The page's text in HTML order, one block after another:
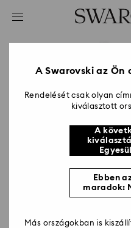
Hozzáférési-kulcs lista
2 - LáblécA Swarovski az Ön
Rendelését csak olyan
kiválasztott
A
Ebben
maradok:
Más országokban is